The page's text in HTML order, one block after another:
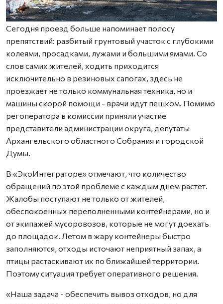
Сегодня проезд больше напоминает полосу
препятствий: разбитый грунтовый участок с глубокими
колеями, просадками, лужами и большими ямами. Со
слов самих жителей, ходить приходится
исключительно в резиновых сапогах, здесь не
проезжает не только коммунальная техника, но и
машины скорой помощи - врачи идут пешком. Помимо
регоператора в комиссии приняли участие
представители администрации округа, депутаты
Архангельского областного Собрания и городской
Думы.
В «ЭкоИнтеграторе» отмечают, что количество
обращений по этой проблеме с каждым днем растет.
Жалобы поступают не только от жителей,
обеспокоенных переполненными контейнерами, но и
от экипажей мусоровозов, которые не могут доехать
до площадок. Летом в жару контейнеры быстро
заполняются, отходы источают неприятный запах, а
птицы растаскивают их по ближайшей территории.
Поэтому ситуация требует оперативного решения.
«Наша задача - обеспечить вывоз отходов, но для